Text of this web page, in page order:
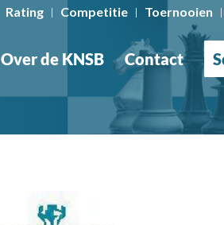
Rating Competitie Toernooien
Over de KNSB Contact